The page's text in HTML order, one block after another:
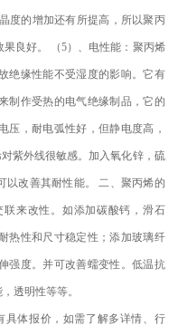
度的增加还有所提高，所以聚丙
良好。 （5）、电性能：聚丙烯
绝缘性能不受湿度的影响。它有
制作受热的电气绝缘制品，它的
压，耐电弧性好，但静电度高，
紫外线很敏感。加入氧化锌，硫
以改善其耐性能。 二、聚丙烯的
来改性。如添加碳酸钙，滑石
热性和尺寸稳定性；添加玻璃纤
强度。并可改善蠕变性。低温抗
透明性等等。
具体报价，如需了解多详情、行